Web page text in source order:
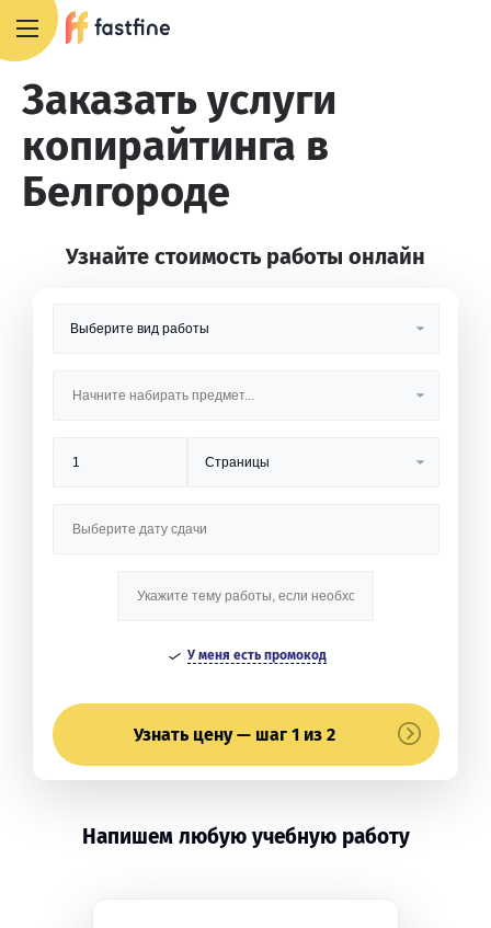
Заказать услуги
копирайтинга в
Белгороде
Узнайте стоимость работы онлайн
У меня есть промокод
Узнать цену — шаг 1 из 2
Напишем любую учебную работу